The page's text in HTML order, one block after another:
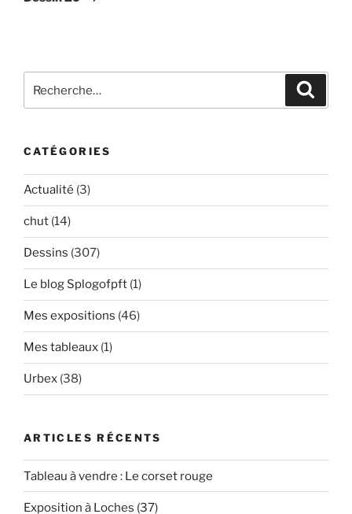
pour
CATÉGORIES
Actualité (3)
chut (14)
Dessins (307)
Le blog Splogofpft (1)
Mes expositions (46)
Mes tableaux (1)
Urbex (38)
ARTICLES RÉCENTS
Tableau à vendre : Le corset rouge
Exposition à Loches (37)